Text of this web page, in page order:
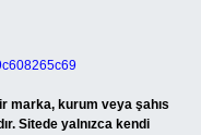
marka, kurum veya şahıs
Sitede yalnızca kendi